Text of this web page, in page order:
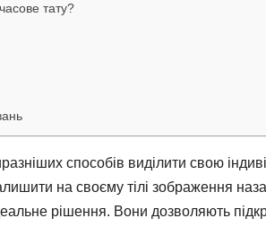
тату?
способів виділити свою
на своєму тілі зображення
рішення. Вони дозволяють